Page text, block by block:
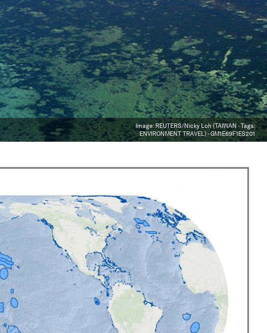
Image: REUTERS/Nicky Loh (TAIWAN - Tags:
ENVIRONMENT TRAVEL) - GM1E69F1ES201